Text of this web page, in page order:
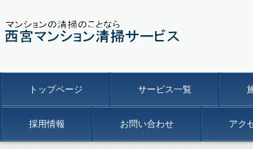
トップページ サービス一覧
採用情報 お問い合わせ アク